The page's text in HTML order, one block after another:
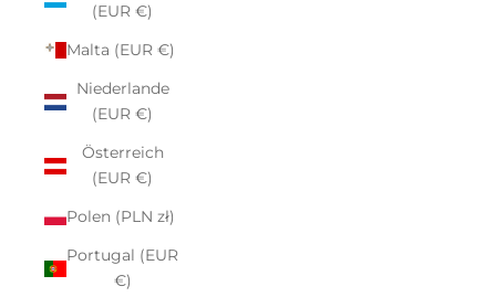
(EUR €)
Malta (EUR €)
Niederlande
(EUR €)
Österreich
(EUR €)
Polen (PLN zł)
Portugal (EUR
€)